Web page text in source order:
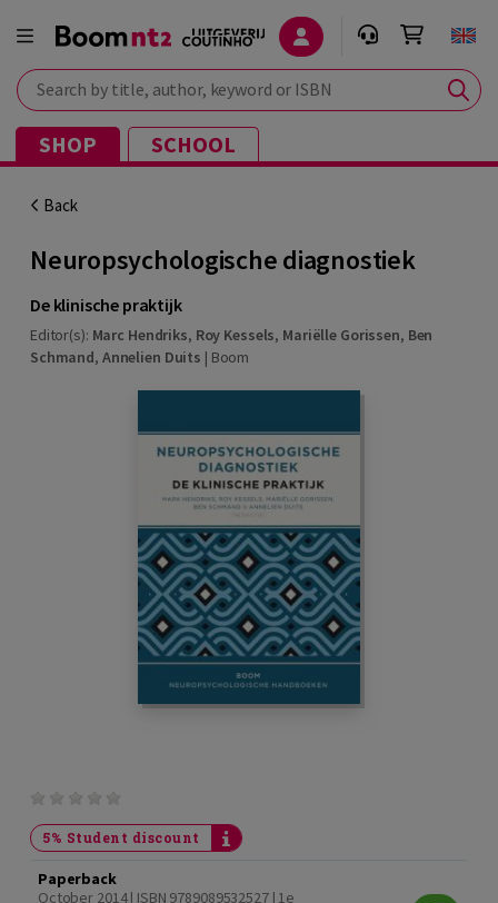
Search by title, author, keyword or ISBN
SHOP SCHOOL
Back
Neuropsychologische diagnostiek
De klinische praktijk
Editor(s): Marc Hendriks, Roy Kessels, Mariëlle Gorissen, Ben
Schmand, Annelien Duits | Boom
5% Student discount
Paperback
October 2014 | ISBN 9789089532527 | 1e